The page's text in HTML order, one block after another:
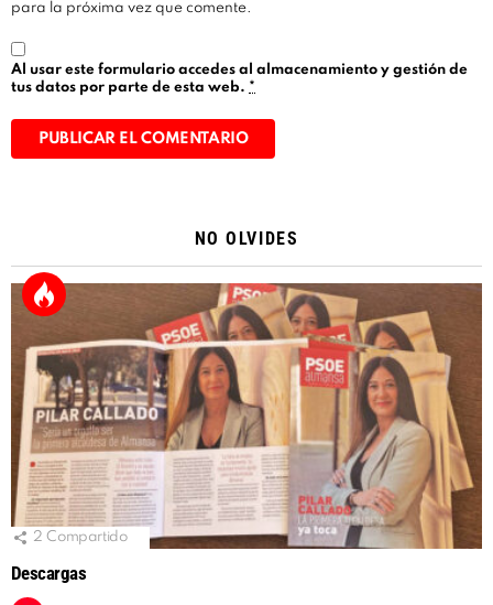
para la próxima vez que comente.
Al usar este formulario accedes al almacenamiento y gestión de
tus datos por parte de esta web. *
NO OLVIDES
2 Compartido
Descargas